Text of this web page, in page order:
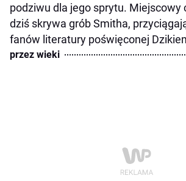
podziwu dla jego sprytu. Miejscowy
dziś skrywa grób Smitha,
fanów literatury poświęconej
przez wieki